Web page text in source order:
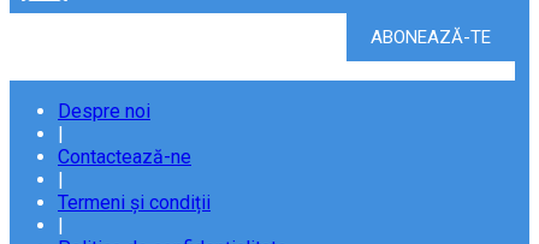
Despre noi
|
Contactează-ne
|
Termeni și condiții
|